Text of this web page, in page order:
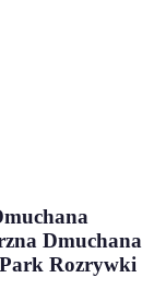
Dmuchana
Rozrywki